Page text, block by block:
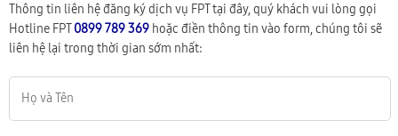
Thông tin liên hệ đăng ký dịch vụ FPT tại đây, quý khách vui lòng gọi
Hotline FPT0899 789 369 hoặc điền thông tin vào form, chúng tôi sẽ
liên hệ lại trong thời gian sớm nhất: